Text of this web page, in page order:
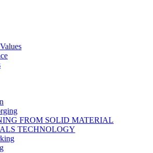
FROM SOLID MATERIAL
TECHNOLOGY